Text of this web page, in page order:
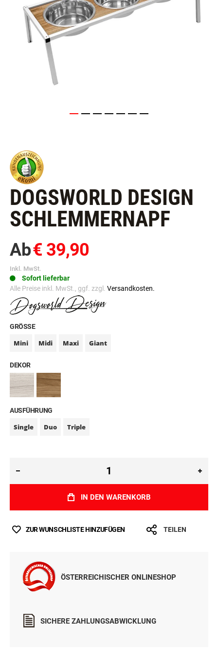
DOGSWORLD DESIGN
SCHLEMMERNAPF
Ab€ 39,90
Inkl. MwSt.
Sofort lieferbar
Alle Preise inkl. MwSt., ggf. zzgl. Versandkosten.
GRÖSSE
Mini Midi Maxi Giant
DEKOR
AUSFÜHRUNG
Single Duo Triple
IN DEN WARENKORB
ZUR WUNSCHLISTE HINZUFÜGEN TEILEN
ÖSTERREICHISCHER ONLINESHOP
SICHERE ZAHLUNGSABWICKLUNG